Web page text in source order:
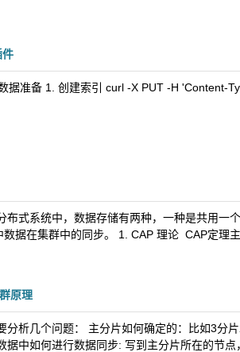
件
据准备 1. 创建索引 curl -X PUT -H
布式系统中，数据存储有两种，一种是共用一
数据在集群中的同步。 1. CAP 理论 ​ CAP定
原理
分析几个问题： 主分片如何确定的：比如3分
据中如何进行数据同步: 写到主分片所在的节